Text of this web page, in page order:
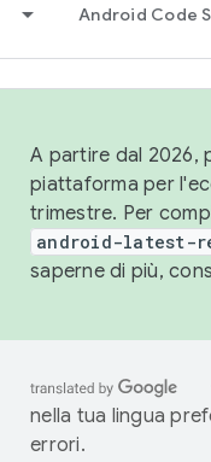
Android Code
A partire dal 2026,
piattaforma per
trimestre. Per
android-latest-
saperne di più,
nella tua lingua
errori.